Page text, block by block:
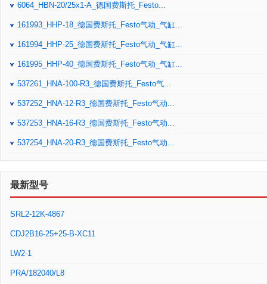
6064_HBN-20/25x1-A_德国费斯托_Festo...
161993_HHP-18_德国费斯托_Festo气动_气缸...
161994_HHP-25_德国费斯托_Festo气动_气缸...
161995_HHP-40_德国费斯托_Festo气动_气缸...
537261_HNA-100-R3_德国费斯托_Festo气...
537252_HNA-12-R3_德国费斯托_Festo气动...
537253_HNA-16-R3_德国费斯托_Festo气动...
537254_HNA-20-R3_德国费斯托_Festo气动...
最新型号
SRL2-12K-4867
CDJ2B16-25+25-B-XC11
LW2-1
PRA/182040/L8